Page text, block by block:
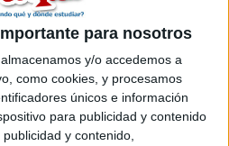
para nosotros
almacenamos y/o accedemos a
como cookies, y procesamos
únicos e información
para publicidad y contenido
y contenido,